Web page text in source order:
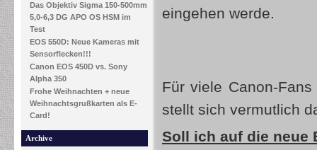
Das Objektiv Sigma 150-500mm
5,0-6,3 DG APO OS HSM im
Test
EOS 550D: Neue Kameras mit
Sensorflecken!!!
Canon EOS 450D vs. Sony
Alpha 350
Frohe Weihnachten + neue
Weihnachtsgrußkarten als E-
Card!
Archive
eingehen werde.
Für viele Canon-
stellt sich vermutlich
Soll ich auf die neue